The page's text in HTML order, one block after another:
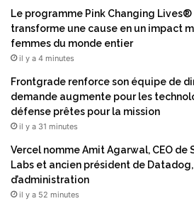
Le programme Pink Changing Lives®
transforme une cause en un impact
femmes du monde entier
il y a 4 minutes
Frontgrade renforce son équipe de
demande augmente pour les
défense prêtes pour la mission
il y a 31 minutes
Vercel nomme Amit Agarwal, CEO
Labs et ancien président de
d’administration
il y a 52 minutes